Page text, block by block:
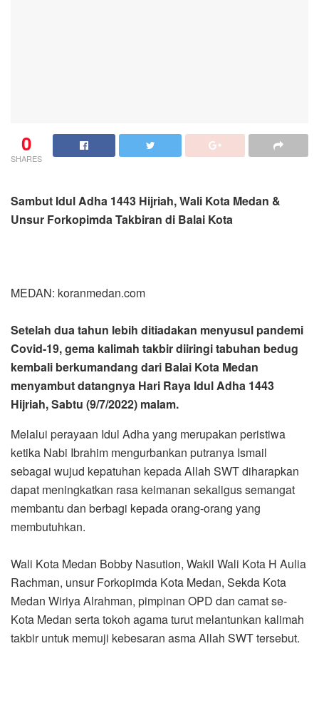
0
SHARES
Sambut Idul Adha 1443 Hijriah, Wali Kota Medan &
Unsur Forkopimda Takbiran di Balai Kota
MEDAN: koranmedan.com
Setelah dua tahun lebih ditiadakan menyusul pandemi
Covid-19, gema kalimah takbir diiringi tabuhan bedug
kembali berkumandang dari Balai Kota Medan
menyambut datangnya Hari Raya Idul Adha 1443
Hijriah, Sabtu (9/7/2022) malam.
Melalui perayaan Idul Adha yang merupakan peristiwa
ketika Nabi Ibrahim mengurbankan putranya Ismail
sebagai wujud kepatuhan kepada Allah SWT diharapkan
dapat meningkatkan rasa keimanan sekaligus semangat
membantu dan berbagi kepada orang-orang yang
membutuhkan.
Wali Kota Medan Bobby Nasution, Wakil Wali Kota H Aulia
Rachman, unsur Forkopimda Kota Medan, Sekda Kota
Medan Wiriya Alrahman, pimpinan OPD dan camat se-
Kota Medan serta tokoh agama turut melantunkan kalimah
takbir untuk memuji kebesaran asma Allah SWT tersebut.